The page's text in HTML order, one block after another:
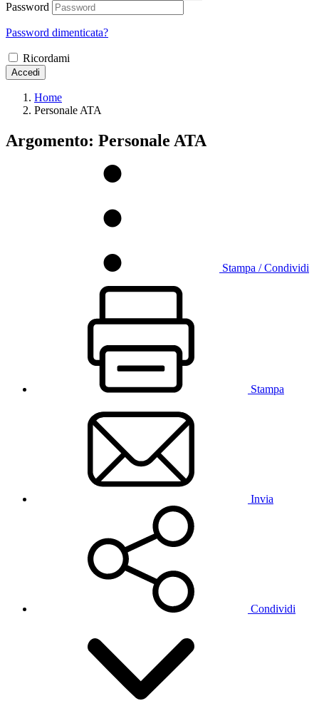
Password
Password dimenticata?
Ricordami
Accedi
Home
Personale ATA
Argomento: Personale ATA
Stampa / Condividi
Stampa
Invia
Condividi